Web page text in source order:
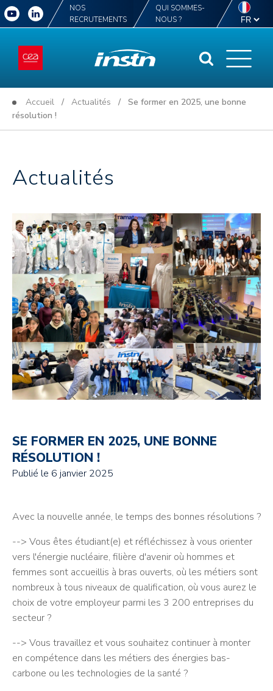
NOS
RECRUTEMENTS
QUI SOMMES-
NOUS ?
Accueil / Actualités / Se former en 2025, une bonne
résolution !
Actualités
SE FORMER EN 2025, UNE BONNE
RÉSOLUTION !
Publié le 6 janvier 2025
Avec la nouvelle année, le temps des bonnes résolutions ?
--> Vous êtes étudiant(e) et réfléchissez à vous orienter
vers l'énergie nucléaire, filière d'avenir où hommes et
femmes sont accueillis à bras ouverts, où les métiers sont
nombreux à tous niveaux de qualification, où vous aurez le
choix de votre employeur parmi les 3 200 entreprises du
secteur ?
--> Vous travaillez et vous souhaitez continuer à monter
en compétence dans les métiers des énergies bas-
carbone ou les technologies de la santé ?